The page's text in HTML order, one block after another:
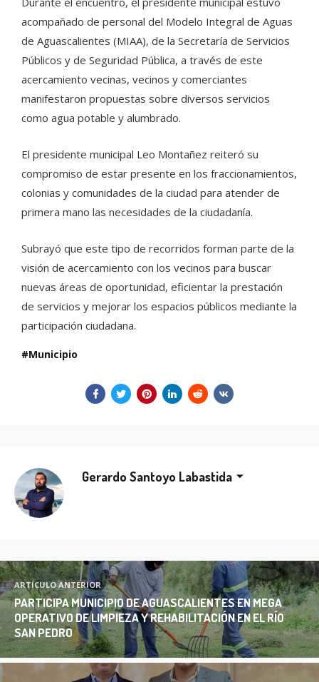
acompañado de personal del Modelo Integral de Aguas
de Aguascalientes (MIAA), de la Secretaría de Servicios
Públicos y de Seguridad Pública, a través de este
acercamiento vecinas, vecinos y comerciantes
manifestaron propuestas sobre diversos servicios
como agua potable y alumbrado.
El presidente municipal Leo Montañez reiteró su
compromiso de estar presente en los fraccionamientos,
colonias y comunidades de la ciudad para atender de
primera mano las necesidades de la ciudadanía.
Subrayó que este tipo de recorridos forman parte de la
visión de acercamiento con los vecinos para buscar
nuevas áreas de oportunidad, eficientar la prestación
de servicios y mejorar los espacios públicos mediante la
participación ciudadana.
Municipio
Gerardo Santoyo Labastida
ARTÍCULO ANTERIOR
PARTICIPA MUNICIPIO DE AGUASCALIENTES EN MEGA
OPERATIVO DE LIMPIEZA Y REHABILITACIÓN EN EL RÍO
SAN PEDRO